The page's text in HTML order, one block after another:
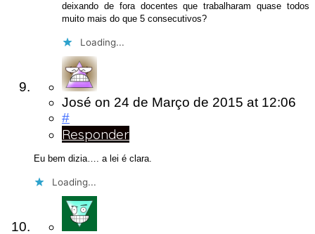
deixando de fora docentes que trabalharam quase todos
muito mais do que 5 consecutivos?
Loading...
José on 24 de Março de 2015 at 12:06
#
Responder
Eu bem dizia…. a lei é clara.
Loading...